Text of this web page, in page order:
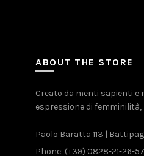
ABOUT THE STORE
Creato da menti sapienti e
espressione di
Paolo Baratta 113 |
Phone: (+39) 0828-21-26-57